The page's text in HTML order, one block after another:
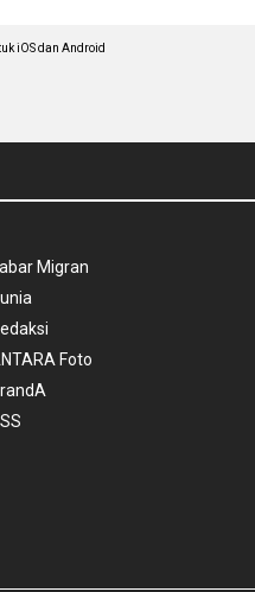
iOS dan Android
Foto